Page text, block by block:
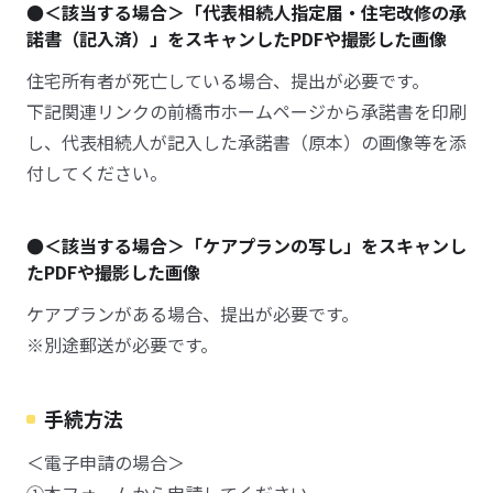
●＜該当する場合＞「代表相続人指定届・住宅改修の承
諾書（記入済）」をスキャンしたPDFや撮影した画像
住宅所有者が死亡している場合、提出が必要です。
下記関連リンクの前橋市ホームページから承諾書を印刷
し、代表相続人が記入した承諾書（原本）の画像等を添
付してください。
●＜該当する場合＞「ケアプランの写し」をスキャンし
たPDFや撮影した画像
ケアプランがある場合、提出が必要です。
※別途郵送が必要です。
手続方法
＜電子申請の場合＞